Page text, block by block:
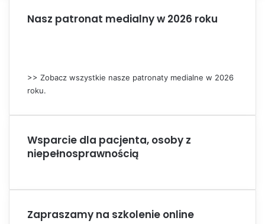
Nasz patronat medialny w 2026 roku
>> Zobacz wszystkie nasze patronaty medialne w 2026
roku.
Wsparcie dla pacjenta, osoby z
niepełnosprawnością
Zapraszamy na szkolenie online